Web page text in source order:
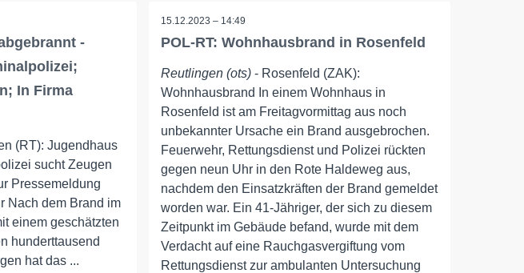
-
In Firma
(RT): Jugendhaus
sucht Zeugen
Pressemeldung
Nach dem Brand im
einem geschätzten
hunderttausend
hat das ...
15.12.2023 – 14:49
POL-RT: Wohnhausbrand in Rosenfeld
Reutlingen (ots) - Rosenfeld (ZAK):
Wohnhausbrand In einem Wohnhaus in
Rosenfeld ist am Freitagvormittag aus noch
unbekannter Ursache ein Brand ausgebrochen.
Feuerwehr, Rettungsdienst und Polizei rückten
gegen neun Uhr in den Rote Haldeweg aus,
nachdem den Einsatzkräften der Brand gemeldet
worden war. Ein 41-Jähriger, der sich zu diesem
Zeitpunkt im Gebäude befand, wurde mit dem
Verdacht auf eine Rauchgasvergiftung vom
Rettungsdienst zur ambulanten Untersuchung